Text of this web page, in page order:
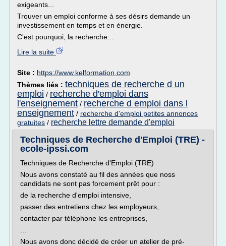
exigeants...
Trouver un emploi conforme à ses désirs demande un
investissement en temps et en énergie.
C'est pourquoi, la recherche...
Lire la suite
Site : https://www.kelformation.com
Thèmes liés : techniques de recherche d un
emploi / recherche d'emploi dans
l'enseignement / recherche d emploi dans l
enseignement / recherche d'emploi petites annonces
gratuites / recherche lettre demande d'emploi
Techniques de Recherche d'Emploi (TRE) -
ecole-ipssi.com
Techniques de Recherche d'Emploi (TRE)
Nous avons constaté au fil des années que noss
candidats ne sont pas forcement prêt pour :
de la recherche d'emploi intensive,
passer des entretiens chez les employeurs,
contacter par téléphone les entreprises,
Nous avons donc décidé de créer un atelier de pré-